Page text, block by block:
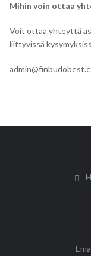
Mihin voin ottaa
Voit ottaa yhteyttä
liittyvissä